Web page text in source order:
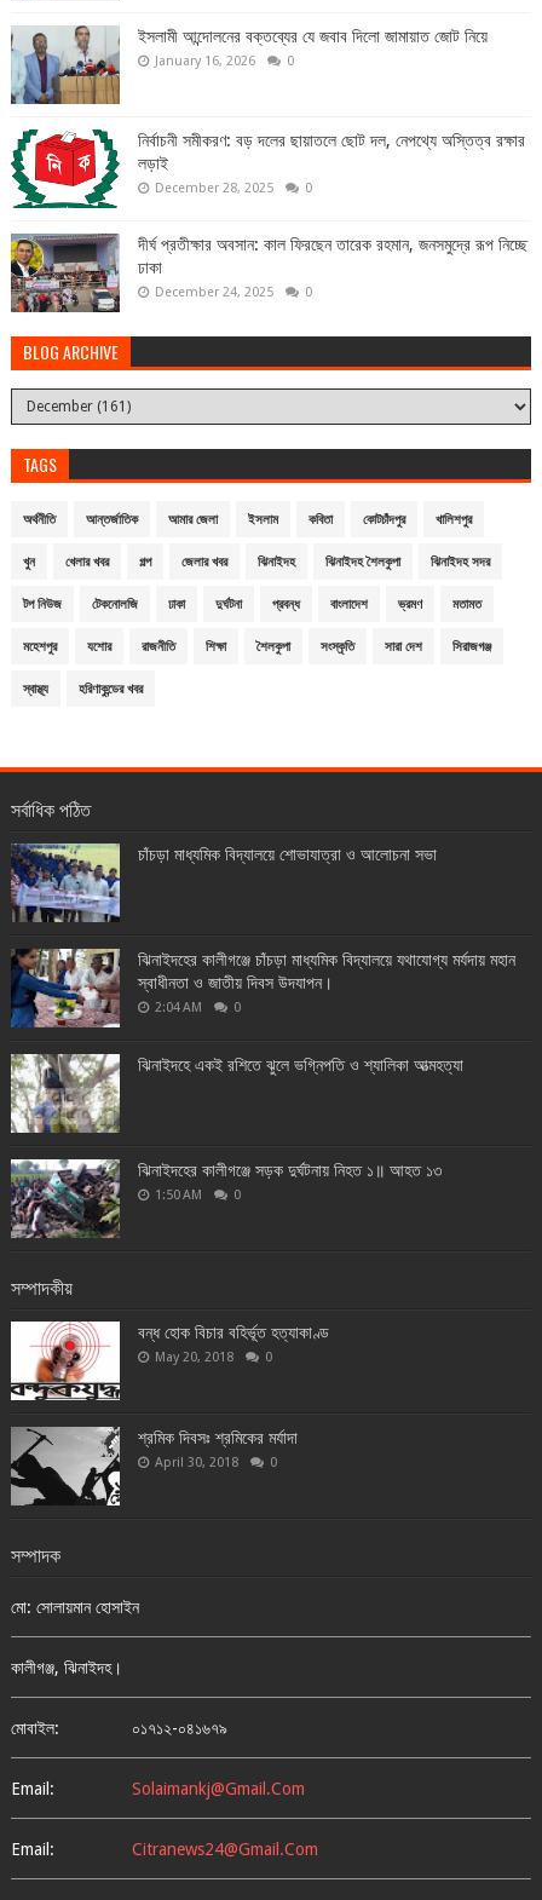
ইসলামী আন্দোলনের বক্তব্যের যে জবাব দিলো জামায়াত জোট নিয়ে
January 16, 2026 0
নির্বাচনী সমীকরণ: বড় দলের ছায়াতলে ছোট দল, নেপথ্যে অস্তিত্ব রক্ষার
লড়াই
December 28, 2025 0
দীর্ঘ প্রতীক্ষার অবসান: কাল ফিরছেন তারেক রহমান, জনসমুদ্রে রূপ নিচ্ছে
ঢাকা
December 24, 2025 0
BLOG ARCHIVE
TAGS
অর্থনীতি আন্তর্জাতিক আমার জেলা ইসলাম কবিতা কোটচাঁদপুর খালিশপুর
খুন খেলার খবর গল্প জেলার খবর ঝিনাইদহ ঝিনাইদহ শৈলকুপা ঝিনাইদহ সদর
টপ নিউজ টেকনোলজি ঢাকা দুর্ঘটনা প্রবন্ধ বাংলাদেশ ভ্রমণ মতামত
মহেশপুর যশোর রাজনীতি শিক্ষা শৈলকুপা সংস্কৃতি সারা দেশ সিরাজগঞ্জ
স্বাস্থ্য হরিণাকুন্ডের খবর
সর্বাধিক পঠিত
চাঁচড়া মাধ্যমিক বিদ্যালয়ে শোভাযাত্রা ও আলোচনা সভা
ঝিনাইদহের কালীগঞ্জে চাঁচড়া মাধ্যমিক বিদ্যালয়ে যথাযোগ্য মর্যদায় মহান
স্বাধীনতা ও জাতীয় দিবস উদযাপন।
2:04 AM 0
ঝিনাইদহে একই রশিতে ঝুলে ভগ্নিপতি ও শ্যালিকা আত্মহত্যা
ঝিনাইদহের কালীগঞ্জে সড়ক দুর্ঘটনায় নিহত ১॥ আহত ১৩
1:50 AM 0
সম্পাদকীয়
বন্ধ হোক বিচার বহির্ভূত হত্যাকাণ্ড
May 20, 2018 0
শ্রমিক দিবসঃ শ্রমিকের মর্যাদা
April 30, 2018 0
সম্পাদক
মো: সোলায়মান হোসাইন
কালীগঞ্জ, ঝিনাইদহ।
মোবাইল: ০১৭১২-০৪১৬৭৯
Email: Solaimankj@gmail.com
Email: Citranews24@gmail.com